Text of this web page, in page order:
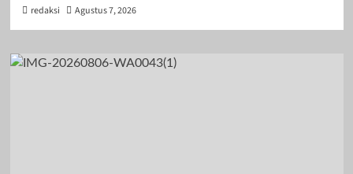
redaksi Agustus 7, 2026